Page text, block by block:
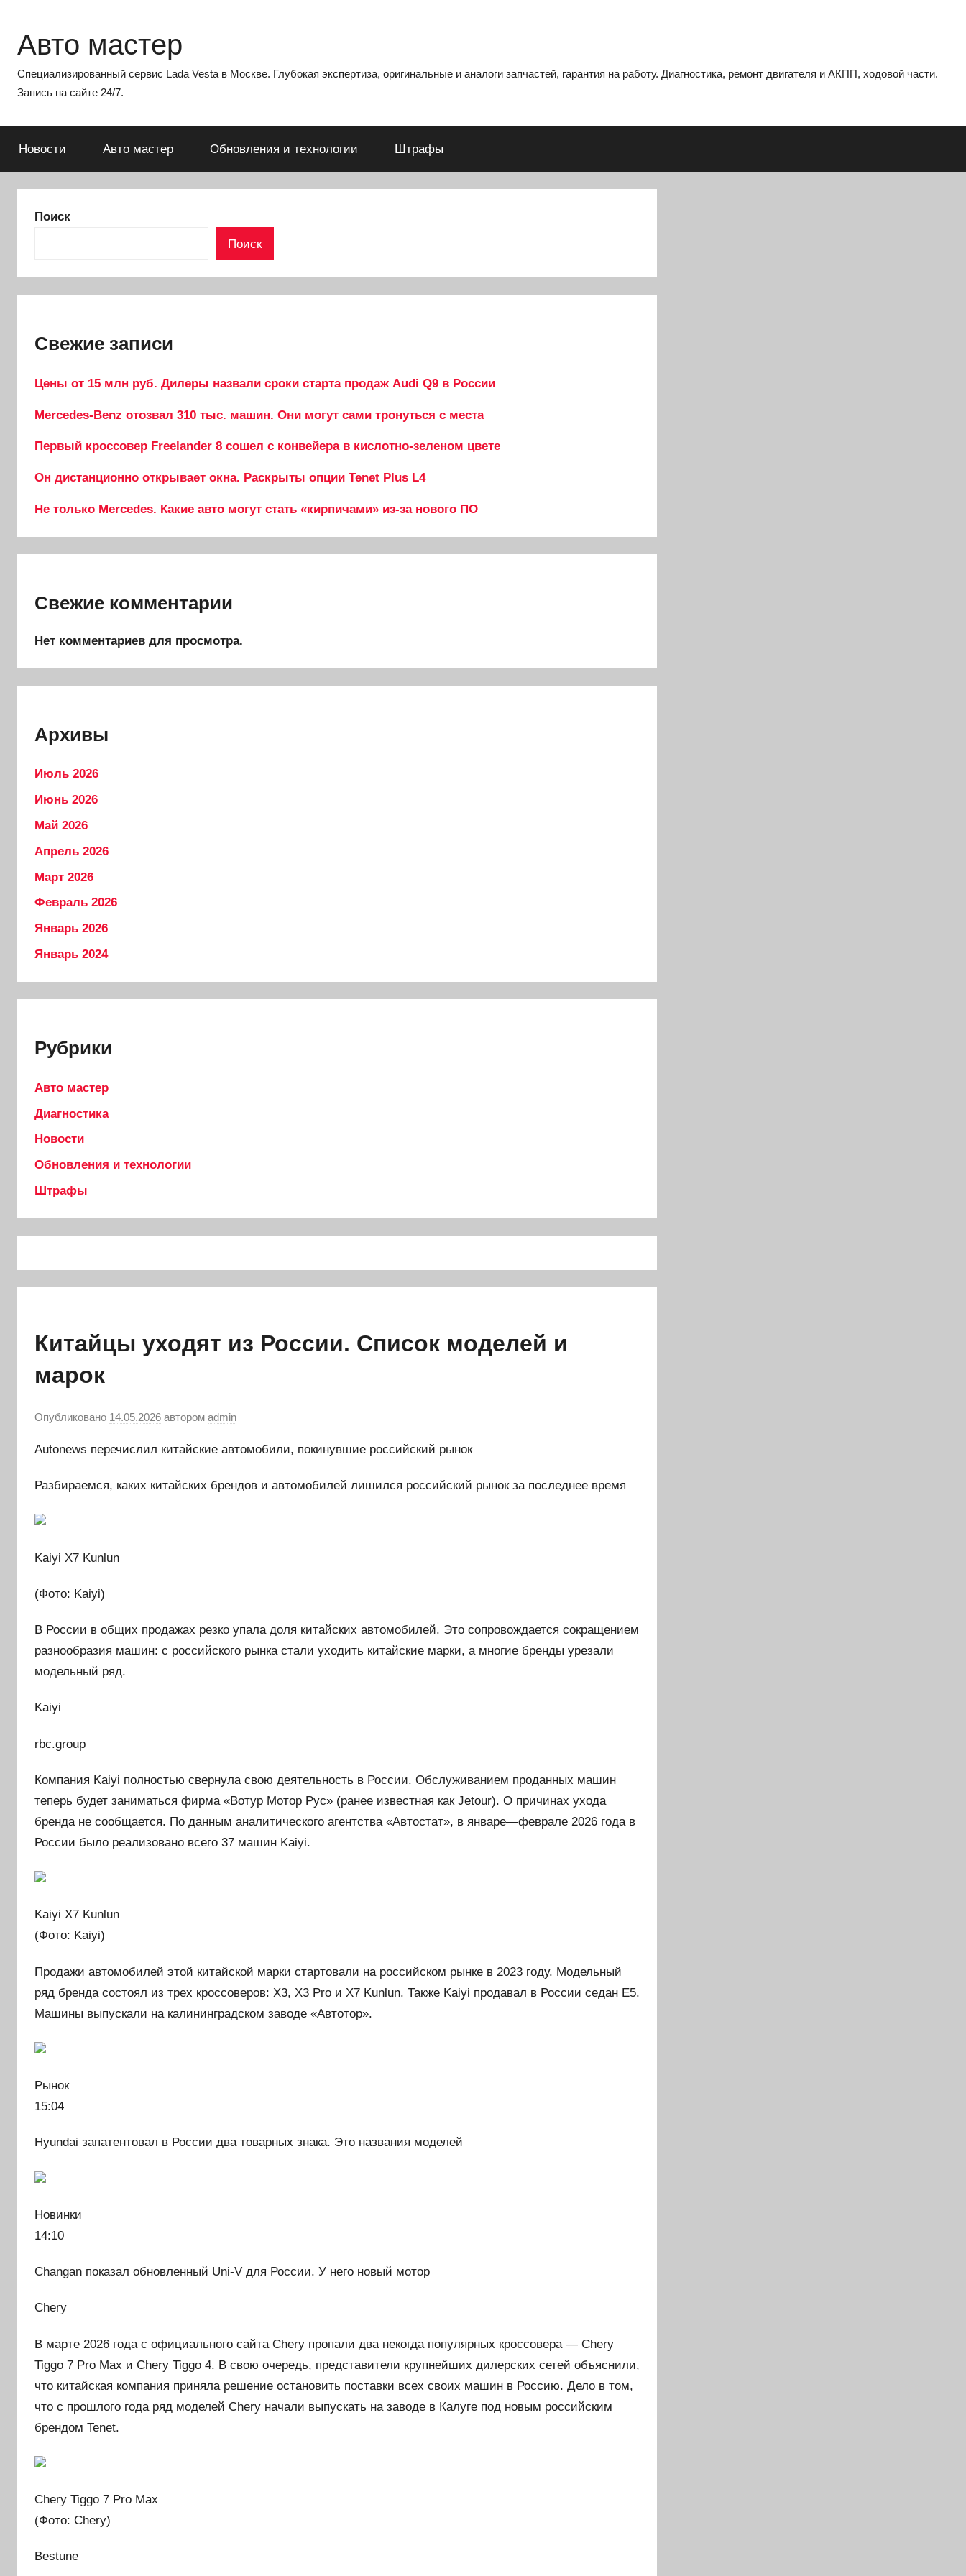
содержимому
Авто мастер
Специализированный сервис Lada Vesta в Москве. Глубокая экспертиза, оригинальные и аналоги запчастей, гарантия на работу. Диагностика, ремонт двигателя и АКПП, ходовой части.
Запись на сайте 24/7.
Новости Авто мастер Обновления и технологии Штрафы
Китайцы уходят из России. Список моделей и
марок
Опубликовано 14.05.2026 автором admin
Autonews перечислил китайские автомобили, покинувшие российский рынок
Разбираемся, каких китайских брендов и автомобилей лишился российский рынок за последнее время
Kaiyi X7 Kunlun
(Фото: Kaiyi)
В России в общих продажах резко упала доля китайских автомобилей. Это сопровождается сокращением
разнообразия машин: с российского рынка стали уходить китайские марки, а многие бренды урезали
модельный ряд.
Kaiyi
rbc.group
Компания Kaiyi полностью свернула свою деятельность в России. Обслуживанием проданных машин
теперь будет заниматься фирма «Вотур Мотор Рус» (ранее известная как Jetour). О причинах ухода
бренда не сообщается. По данным аналитического агентства «Автостат», в январе—феврале 2026 года в
России было реализовано всего 37 машин Kaiyi.
Kaiyi X7 Kunlun
(Фото: Kaiyi)
Продажи автомобилей этой китайской марки стартовали на российском рынке в 2023 году. Модельный
ряд бренда состоял из трех кроссоверов: X3, X3 Pro и X7 Kunlun. Также Kaiyi продавал в России седан E5.
Машины выпускали на калининградском заводе «Автотор».
Рынок
15:04
Hyundai запатентовал в России два товарных знака. Это названия моделей
Новинки
14:10
Changan показал обновленный Uni-V для России. У него новый мотор
Chery
В марте 2026 года с официального сайта Chery пропали два некогда популярных кроссовера — Chery
Tiggo 7 Pro Max и Chery Tiggo 4. В свою очередь, представители крупнейших дилерских сетей объяснили,
что китайская компания приняла решение остановить поставки всех своих машин в Россию. Дело в том,
что с прошлого года ряд моделей Chery начали выпускать на заводе в Калуге под новым российским
брендом Tenet.
Chery Tiggo 7 Pro Max
(Фото: Chery)
Bestune
Поиск
Поиск
Свежие записи
Цены от 15 млн руб. Дилеры назвали сроки старта продаж Audi Q9 в России
Mercedes-Benz отозвал 310 тыс. машин. Они могут сами тронуться с места
Первый кроссовер Freelander 8 сошел с конвейера в кислотно-зеленом цвете
Он дистанционно открывает окна. Раскрыты опции Tenet Plus L4
Не только Mercedes. Какие авто могут стать «кирпичами» из-за нового ПО
Свежие комментарии
Нет комментариев для просмотра.
Архивы
Июль 2026
Июнь 2026
Май 2026
Апрель 2026
Март 2026
Февраль 2026
Январь 2026
Январь 2024
Рубрики
Авто мастер
Диагностика
Новости
Обновления и технологии
Штрафы